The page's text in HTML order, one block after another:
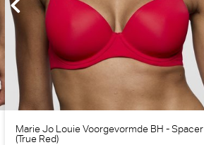
Marie Jo Louie Voorgevormde BH - Spacer
(True Red)